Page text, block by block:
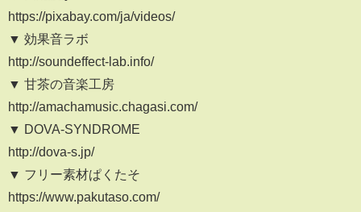
https://pixabay.com/ja/videos/
▼ 効果音ラボ
http://soundeffect-lab.info/
▼ 甘茶の音楽工房
http://amachamusic.chagasi.com/
▼ DOVA-SYNDROME
http://dova-s.jp/
▼ フリー素材ぱくたそ
https://www.pakutaso.com/